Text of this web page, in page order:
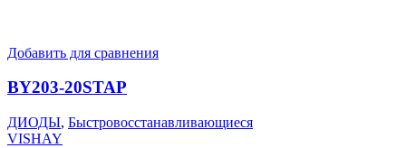
Добавить для сравнения
BY203-20STAP
ДИОДЫ, Быстровосстанавливающиеся
VISHAY